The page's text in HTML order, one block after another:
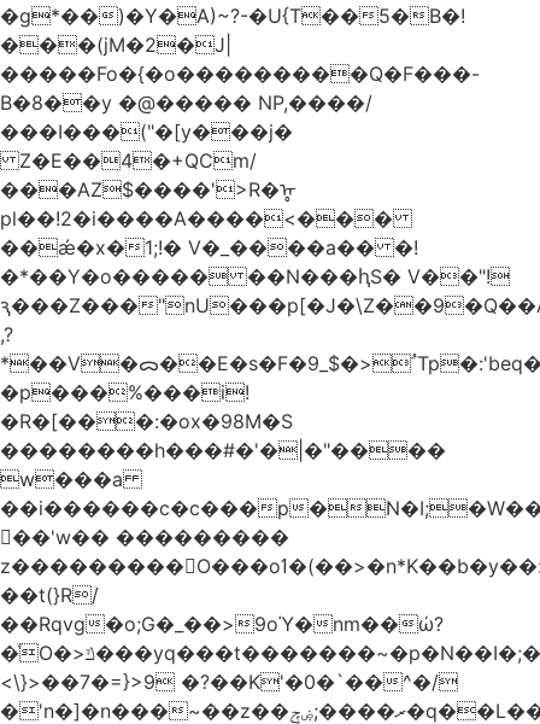
�g*��)�Y�A)~?-�U{T��5�B�!
���(jM�2�J|
�����Fo�{�o���������Q�F���-
B�8��y �@����� NP,����/
���I���("�[y���j�
Z�E��4�+QCm/
���AZ$����'>R�ᡎ
pl��!2�i����A����<���
��ǽ�x�1;!� V�_����a�� �!
�*��Y�o����� ��N���ԧS� V��"!
ԇ���Z���
,?
*��V�ᯅ��E�s�F�ﹸ<�$_9Tp�:'beq�Mfcn�oj�n��,�>N4�S+b���p1&}&�|
�p���%���i!
�R�[���:�ox�98M�S
��������h���#�'�|�"����
w���a
��i������c�c���p�
��'w�� ���������
z���������O���oߗ�(��>�n*K��b�y��:^��NV�{����O~';w37z8�}
��t(}R/
��Rqvg�o;G�_��>9oΎ�nm��ώ?
�ͮO�>ݿ���yq���t�������~�p�N��I�;�68������b�f���'�ܟ�ks�f����f���`K�׼��{g=&G�+k�������������˻�����݇�������re6�o�^�~��=
<\}>��7�=}>9 �?��K'�0�`��^�/
�'n�]�n���~��z��ރ����;ۻݼ�q��L�����3�ڼx�8�ݿ���Y9�r�<]/